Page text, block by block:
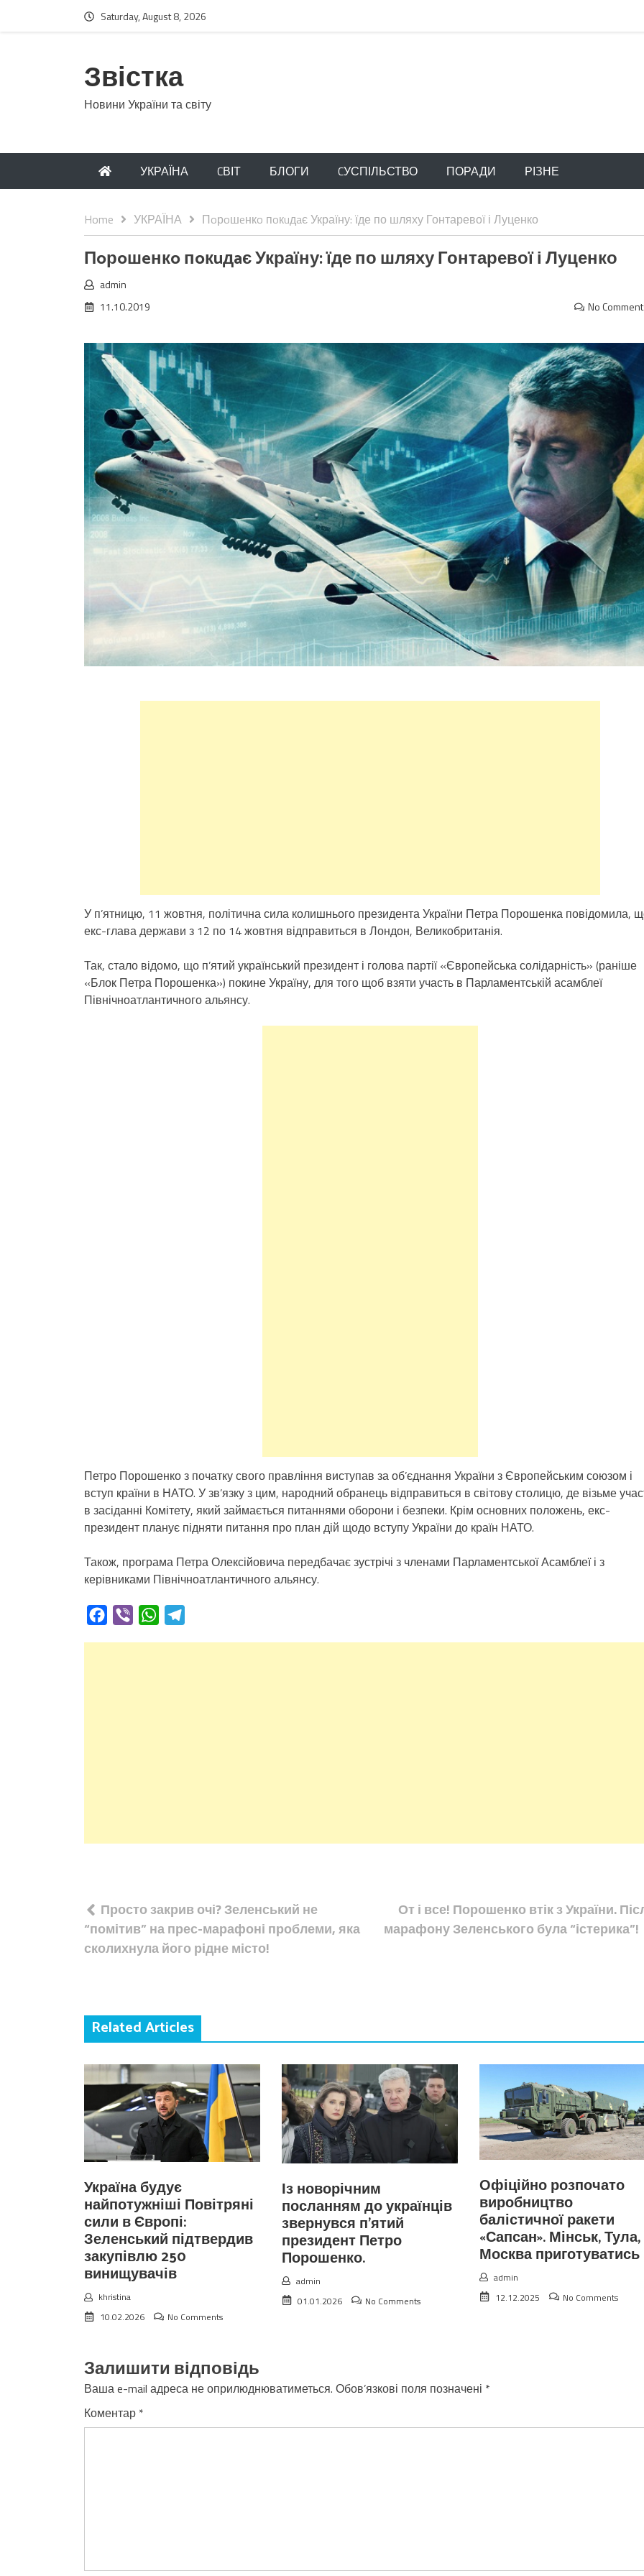
Saturday, August 8, 2026
Звістка
Новини України та світу
УКРАЇНА CВІТ БЛОГИ CУСПІЛЬСТВО ПОРАДИ РІЗНЕ
Home УКРАЇНА Пoрoшeнкo пoкuдaє Україну: їде по шляху Гонтаревої і Луценко
Пoрoшeнкo пoкuдaє Україну: їде по шляху Гонтаревої і Луценко
admin
11.10.2019
No
У п’ятницю, 11 жовтня, політична сила колишнього президента України Петра Порошенка повідомила,
екс-глава держави з 12 по 14 жовтня відправиться в Лондон, Великобританія.
Так, стало відомо, що п’ятий український президент і голова партії «Європейська солідарність» (раніше
«Блок Петра Порошенка») покине Україну, для того щоб взяти участь в Парламентській асамблеї
Північноатлантичного альянсу.
Петро Порошенко з початку свого правління виступав за об’єднання України з Європейським союзом і
вступ країни в НАТО. У зв’язку з цим, народний обранець відправиться в світову столицю, де візьме
в засіданні Комітету, який займається питаннями оборони і безпеки. Крім основних положень, екс-
президент планує підняти питання про план дій щодо вступу України до країн НАТО.
Також, програма Петра Олексійовича передбачає зустрічі з членами Парламентської Асамблеї і з
керівниками Північноатлантичного альянсу.
Facebook
Viber WhatsApp
Навігація
записів
Просто закрив очі? Зеленський не
“помітив” на прес-марафоні проблеми, яка
сколихнула його рідне місто!
От і все! Порошенко втік з України.
марафону Зеленського була “істерика”!
Related Articles
Україна будує
найпотужніші Повітряні
сили в Європі:
Зеленський підтвердив
закупівлю 250
винищувачів
khristina
10.02.2026
No Comments
Із новорічним
посланням до українців
звернувся п’ятий
президент Петро
Порошенко.
admin
01.01.2026
No Comments
Офіційно розпочато
виробництво
балістичної ракети
«Сапсан». Мінськ, Тула,
Москва приготуватись
admin
12.12.2025
No Comments
Залишити відповідь
Ваша e-mail адреса не оприлюднюватиметься. Обов’язкові поля позначені *
Коментар *